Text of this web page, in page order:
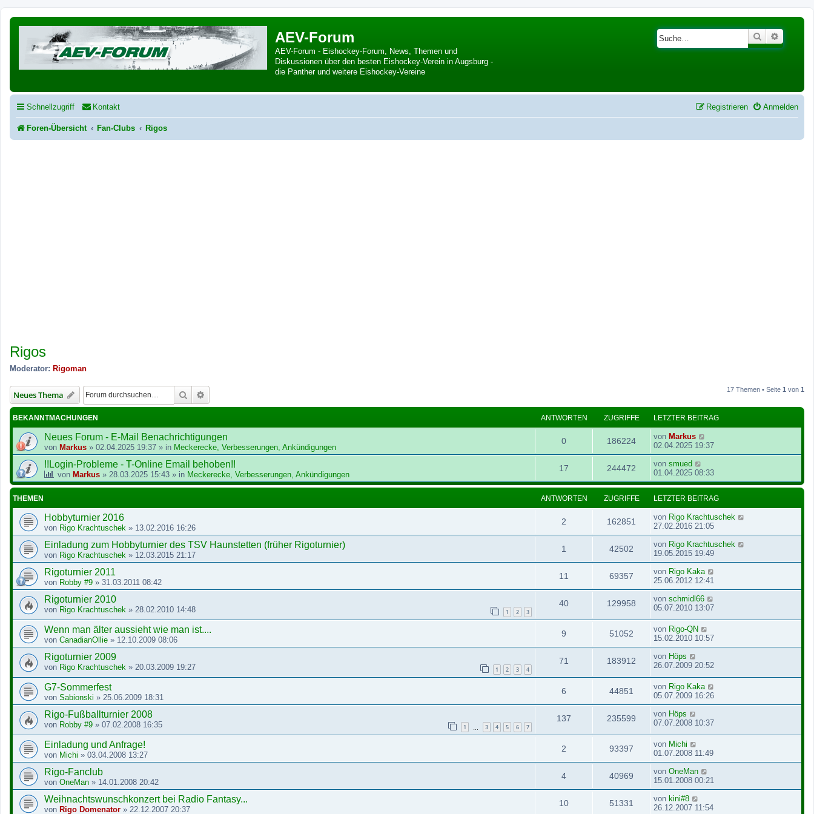
AEV-Forum
AEV-Forum - Eishockey-Forum, News, Themen und
Diskussionen über den besten Eishockey-Verein in Augsburg -
die Panther und weitere Eishockey-Vereine
Suche
Schnellzugriff Kontakt Anmelden
Registrieren
Foren-Übersicht Fan-Clubs Rigos
Rigos
Moderator: Rigoman
Neues Thema Suche 17 Themen • Seite 1 von 1
BEKANNTMACHUNGEN ANTWORTEN ZUGRIFFE LETZTER BEITRAG
Neues Forum - E-Mail Benachrichtigungen
von Markus » 02.04.2025 19:37 » in Meckerecke, Verbesserungen, Ankündigungen
0 186224 von Markus
02.04.2025 19:37
!!Login-Probleme - T-Online Email behoben!!
von Markus » 28.03.2025 15:43 » in Meckerecke, Verbesserungen, Ankündigungen
17 244472 von smued
01.04.2025 08:33
THEMEN ANTWORTEN ZUGRIFFE LETZTER BEITRAG
Hobbyturnier 2016
von Rigo Krachtuschek » 13.02.2016 16:26
2 162851 von Rigo Krachtuschek
27.02.2016 21:05
Einladung zum Hobbyturnier des TSV Haunstetten (früher Rigoturnier)
von Rigo Krachtuschek » 12.03.2015 21:17
1 42502 von Rigo Krachtuschek
19.05.2015 19:49
Rigoturnier 2011
von Robby #9 » 31.03.2011 08:42
11 69357 von Rigo Kaka
25.06.2012 12:41
Rigoturnier 2010
von Rigo Krachtuschek » 28.02.2010 14:48 1 2 3
40 129958 von schmidl66
05.07.2010 13:07
Wenn man älter aussieht wie man ist....
von CanadianOllie » 12.10.2009 08:06
9 51052 von Rigo-QN
15.02.2010 10:57
Rigoturnier 2009
von Rigo Krachtuschek » 20.03.2009 19:27 1 2 3 4
71 183912 von Höps
26.07.2009 20:52
G7-Sommerfest
von Sabionski » 25.06.2009 18:31
6 44851 von Rigo Kaka
05.07.2009 16:26
Rigo-Fußballturnier 2008
von Robby #9 » 07.02.2008 16:35 1 3 4 5 6 7
137 235599 von Höps
07.07.2008 10:37
Einladung und Anfrage!
von Michi » 03.04.2008 13:27
2 93397 von Michi
01.07.2008 11:49
Rigo-Fanclub
von OneMan » 14.01.2008 20:42
4 40969 von OneMan
15.01.2008 00:21
Weihnachtswunschkonzert bei Radio Fantasy...
von Rigo Domenator » 22.12.2007 20:37
10 51331 von kini#8
26.12.2007 11:54